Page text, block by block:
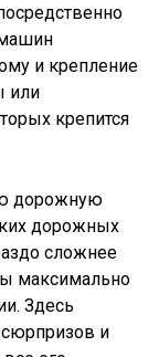
и крепление
или
крепится
дорожную
дорожных
сложнее
максимально
Здесь
и